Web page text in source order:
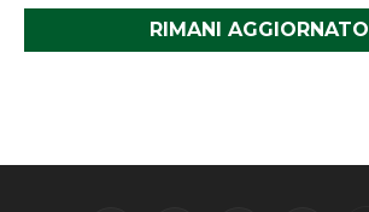
RIMANI AGGIORNATO